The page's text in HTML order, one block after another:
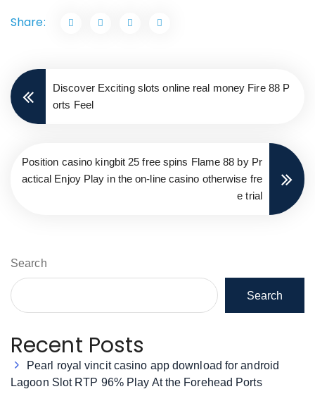
Share:
Discover Exciting slots online real money Fire 88 P
orts Feel
Position casino kingbit 25 free spins Flame 88 by Pr
actical Enjoy Play in the on-line casino otherwise fre
e trial
Search
Search
Recent Posts
Pearl royal vincit casino app download for android
Lagoon Slot RTP 96% Play At the Forehead Ports